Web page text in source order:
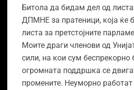
Битола да бидам дел од
ДПМНЕ за пратеници, која ќе
листа за претстојните
Моите драги членови од
сили, на кои сум беспрекорно
огромната поддршка се
промените. Неуморно работат